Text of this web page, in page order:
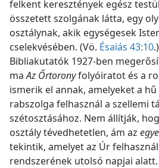
felkent keresztények egész
összetett szolgának látta, egy
osztálynak, akik egységesek
cselekvésében. (Vö. Ésaiás 43:10
Bibliakutatók 1927-ben
maAz Őrtoronyfolyóiratot és a
ismerik el annak, amelyeket a
rabszolga felhasznál a szellemi
szétosztásához. Nem állítják,
osztály tévedhetetlen, ám az
tekintik, amelyet az Úr
rendszerének utolsó napjai alatt.